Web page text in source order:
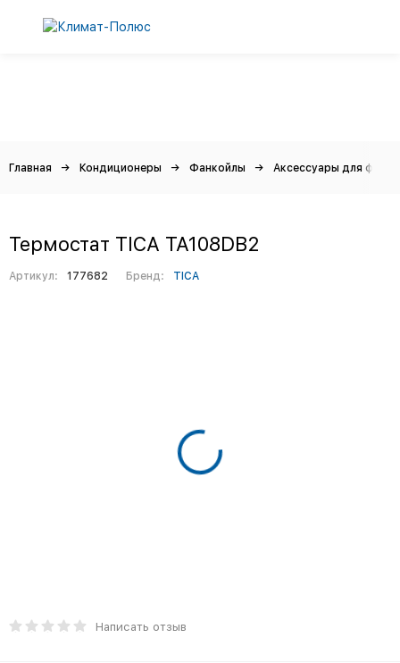
Главная Кондиционеры Фанкойлы Аксессуары для
Термостат TICA TA108DB2
Артикул: 177682 Бренд: TICA
Написать отзыв